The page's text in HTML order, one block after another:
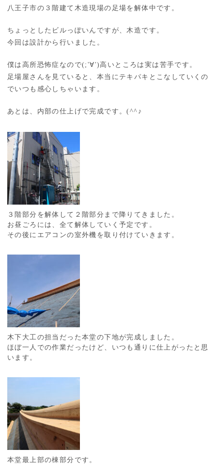
八王子市の３階建て木造現場の足場を解体中です。
ちょっとしたビルっぽいんですが、木造です。
今回は設計から行いました。
僕は高所恐怖症なので(;'∀')高いところは実は苦手です。
足場屋さんを見ていると、本当にテキパキとこなしていくの
でいつも感心しちゃいます。
あとは、内部の仕上げで完成です。(^^♪
３階部分を解体して２階部分まで降りてきました。
お昼ごろには、全て解体していく予定です。
その後にエアコンの室外機を取り付けていきます。
木下大工の担当だった本堂の下地が完成しました。
ほぼ一人での作業だったけど、いつも通りに仕上がったと思
います。
本堂最上部の棟部分です。